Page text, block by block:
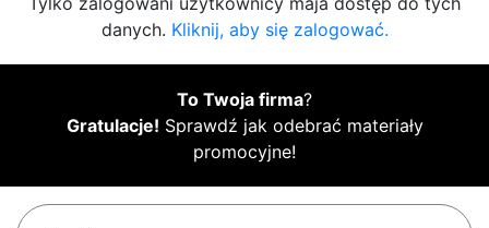
danych. Kliknij, aby się zalogować.
To Twoja firma?
Gratulacje! Sprawdź jak odebrać materiały
promocyjne!